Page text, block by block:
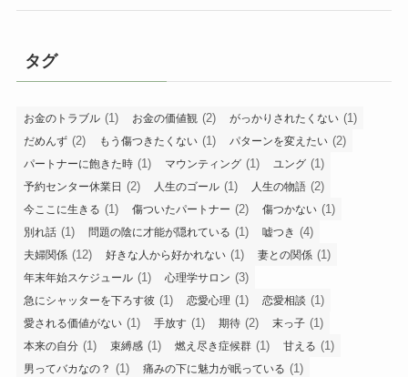
タグ
お金のトラブル (1) お金の価値観 (2) がっかりされたくない (1)
だめんず (2) もう傷つきたくない (1) パターンを変えたい (2)
パートナーに飽きた時 (1) マウンティング (1) ユング (1)
予約センター休業日 (2) 人生のゴール (1) 人生の物語 (2)
今ここに生きる (1) 傷ついたパートナー (2) 傷つかない (1)
別れ話 (1) 問題の陰に才能が隠れている (1) 嘘つき (4)
夫婦関係 (12) 好きな人から好かれない (1) 妻との関係 (1)
年末年始スケジュール (1) 心理学サロン (3)
急にシャッターを下ろす彼 (1) 恋愛心理 (1) 恋愛相談 (1)
愛される価値がない (1) 手放す (1) 期待 (2) 末っ子 (1)
本来の自分 (1) 束縛感 (1) 燃え尽き症候群 (1) 甘える (1)
男ってバカなの？ (1) 痛みの下に魅力が眠っている (1)